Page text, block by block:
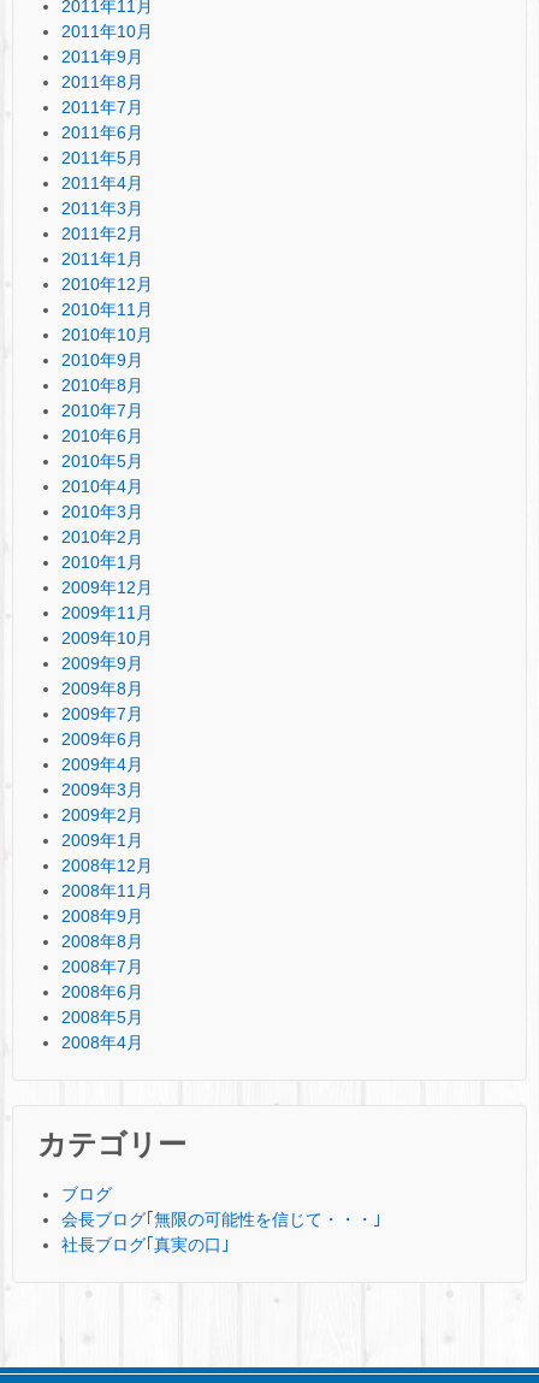
2011年11月
2011年10月
2011年9月
2011年8月
2011年7月
2011年6月
2011年5月
2011年4月
2011年3月
2011年2月
2011年1月
2010年12月
2010年11月
2010年10月
2010年9月
2010年8月
2010年7月
2010年6月
2010年5月
2010年4月
2010年3月
2010年2月
2010年1月
2009年12月
2009年11月
2009年10月
2009年9月
2009年8月
2009年7月
2009年6月
2009年4月
2009年3月
2009年2月
2009年1月
2008年12月
2008年11月
2008年9月
2008年8月
2008年7月
2008年6月
2008年5月
2008年4月
カテゴリー
ブログ
会長ブログ｢無限の可能性を信じて・・・｣
社長ブログ｢真実の口｣